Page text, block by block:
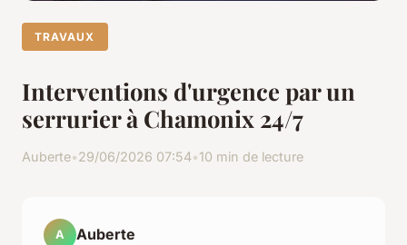
TRAVAUX
Interventions d'urgence par un
serrurier à Chamonix 24/7
Auberte•29/06/2026 07:54•10 min de lecture
A Auberte